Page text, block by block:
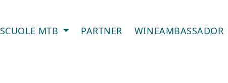
SCUOLE MTB PARTNER WINEAMBASSADOR